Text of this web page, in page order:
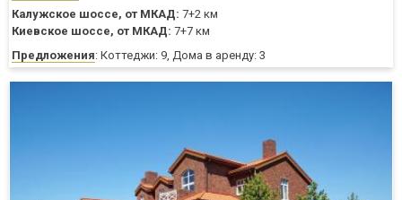
Калужское шоссе, от МКАД: 7+2 км
Киевское шоссе, от МКАД: 7+7 км
Предложения: Коттеджи: 9, Дома в аренду: 3